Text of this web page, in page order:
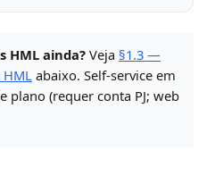
HML ainda? Veja §1.3 —
abaixo. Self-service em
plano (requer conta PJ; web